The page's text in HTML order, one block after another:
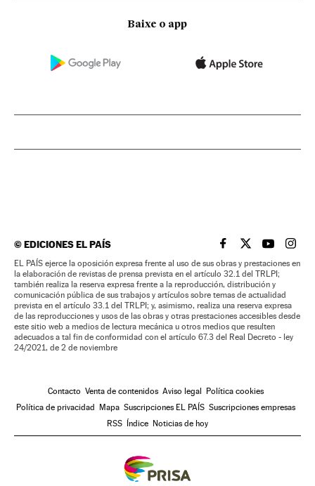
Baixe o app
©EDICIONES EL PAÍS EL PAÍS BRASIL EN
EL PAÍSEL PAÍS
EL
EL PAÍS ejerce la oposición expresa frente al uso de sus obras y prestaciones en
la elaboración de revistas de prensa prevista en el artículo 32.1 del TRLPI;
también realiza la reserva expresa frente a la reproducción, distribución y
comunicación pública de sus trabajos y artículos sobre temas de actualidad
prevista en el artículo 33.1 del TRLPI; y, asimismo, realiza una reserva expresa
de las reproducciones y usos de las obras y otras prestaciones accesibles desde
este sitio web a medios de lectura mecánica u otros medios que resulten
adecuados a tal fin de conformidad con el artículo 67.3 del Real Decreto - ley
24/2021, de 2 de noviembre
Contacto Venta de contenidos Aviso legal
Política cookies
Política de privacidad
Mapa Suscripciones EL PAÍS Suscripciones empresas
RSS
Índice Noticias de hoy